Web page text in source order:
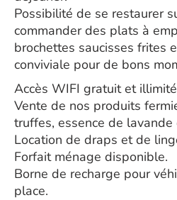
Possibilité de se restaurer
commander des plats à
brochettes saucisses frites
conviviale pour de bons
Accès WIFI gratuit et
Vente de nos produits
truffes, essence de lavande
Location de draps et de
Forfait ménage disponible.
Borne de recharge pour
place.